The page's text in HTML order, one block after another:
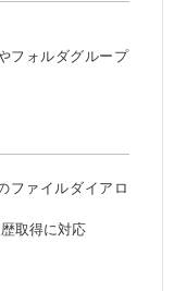
フォルダグループ
ファイルダイアロ
取得に対応